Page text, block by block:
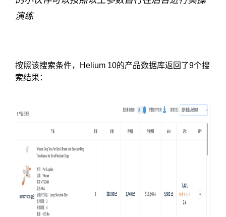
演练
按照该搜索条件，Helium 10的产品数据库返回了9个搜
索结果：